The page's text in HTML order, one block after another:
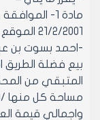
21/2/
-احمد بسوت بن